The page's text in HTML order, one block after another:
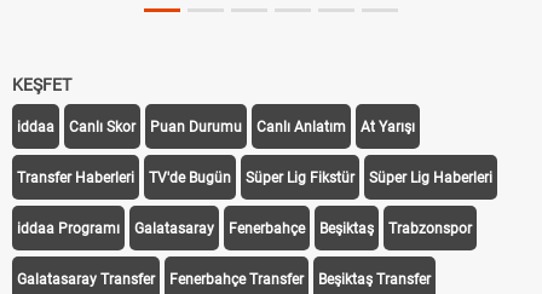
KEŞFET
iddaa Canlı Skor Puan Durumu Canlı Anlatım At Yarışı
Transfer Haberleri TV'de Bugün Süper Lig Fikstür Süper Lig Haberleri
iddaa Programı Galatasaray Fenerbahçe Beşiktaş Trabzonspor